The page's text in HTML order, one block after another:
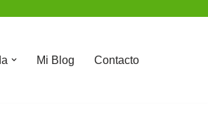
Mi Blog Contacto